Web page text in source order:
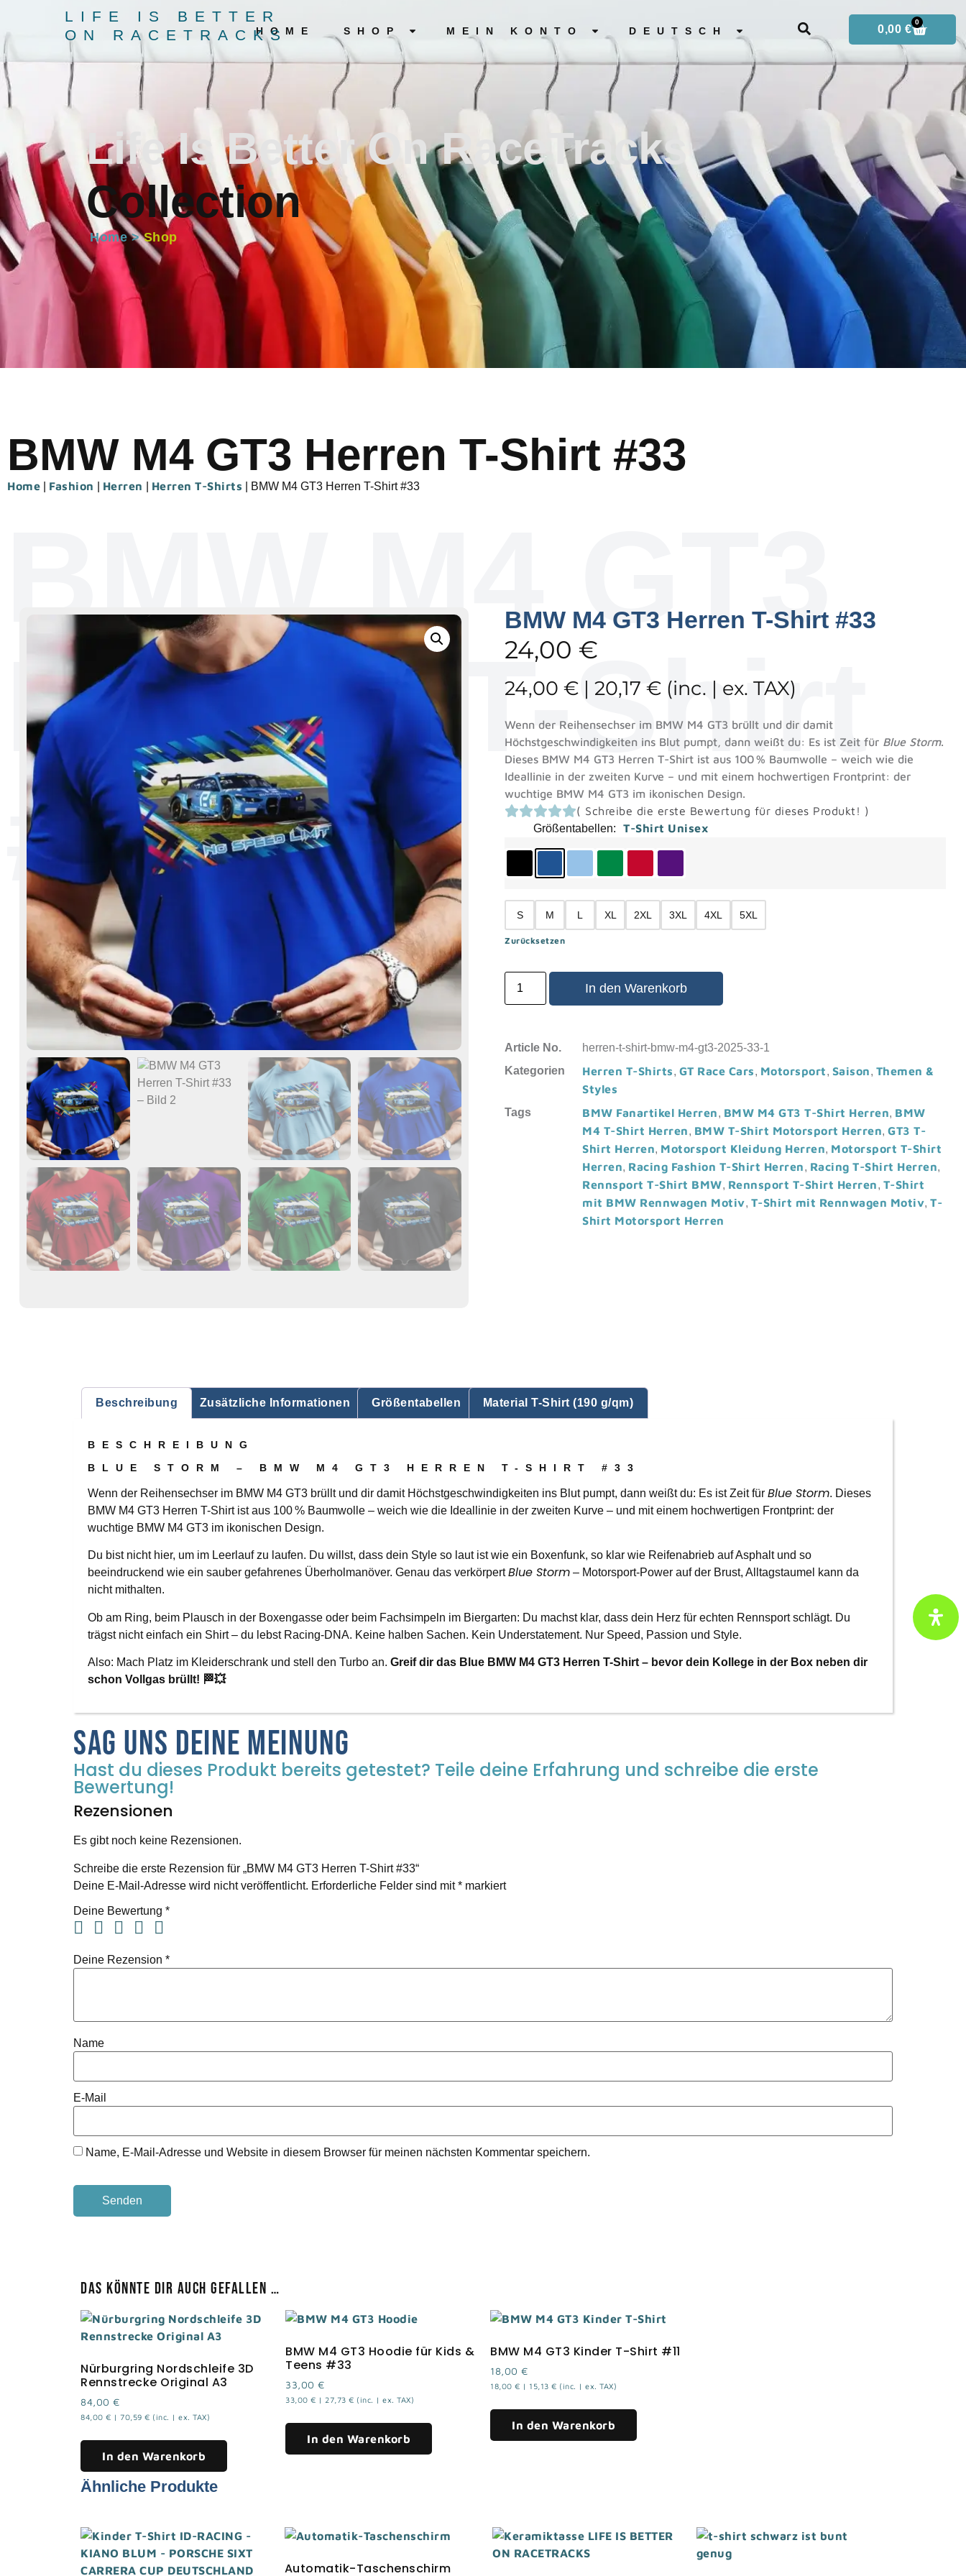
LIFE IS BETTER
ON RACETRACKS
HOME SHOP MEIN KONTO DEUTSCH 0,00 €
0
Life Is Better On RaceTracks
Collection
Home >Shop
BMW M4 GT3 Herren T-Shirt #33
Home Fashion Herren Herren T-Shirts BMW M4 GT3 Herren T-Shirt #33
BMW M4 GT3
Herren T-Shirt
#33
BMW M4 GT3 Herren T-Shirt #33
24,00 €
24,00€ |20,17€ (inc. | ex. TAX)
Wenn der Reihensechser im BMW M4 GT3 brüllt und dir damit
Höchstgeschwindigkeiten ins Blut pumpt, dann weißt du: Es ist Zeit für Blue Storm.
Dieses BMW M4 GT3 Herren T-Shirt ist aus 100 % Baumwolle – weich wie die
Ideallinie in der zweiten Kurve – und mit einem hochwertigen Frontprint: der
wuchtige BMW M4 GT3 im ikonischen Design.
( Schreibe die erste Bewertung für dieses Produkt! )
Größentabellen T-Shirt Unisex
S M L XL 2XL 3XL 4XL 5XL
Zurücksetzen
In den Warenkorb
Article No.
herren-t-shirt-bmw-m4-gt3-2025-33-1
Kategorien
Herren T-Shirts, GT Race Cars, Motorsport, Saison, Themen &
Styles
Tags BMW Fanartikel Herren, BMW M4 GT3 T-Shirt Herren, BMW
M4 T-Shirt Herren, BMW T-Shirt Motorsport Herren,GT3 T-
Shirt Herren, Motorsport Kleidung Herren, Motorsport T-Shirt
Herren, Racing Fashion T-Shirt Herren, Racing T-Shirt Herren,
Rennsport T-Shirt BMW, Rennsport T-Shirt Herren, T-Shirt
mit BMW Rennwagen Motiv, T-Shirt mit Rennwagen Motiv,T-
Shirt Motorsport Herren
Beschreibung Zusätzliche Informationen Größentabellen Material T-Shirt (190 g/qm)
BESCHREIBUNG
BLUE STORM – BMW M4 GT3 HERREN T-SHIRT #33
Wenn der Reihensechser im BMW M4 GT3 brüllt und dir damit Höchstgeschwindigkeiten ins Blut pumpt, dann weißt du: Es ist Zeit für Blue Storm. Dieses
BMW M4 GT3 Herren T-Shirt ist aus 100 % Baumwolle – weich wie die Ideallinie in der zweiten Kurve – und mit einem hochwertigen Frontprint: der
wuchtige BMW M4 GT3 im ikonischen Design.
Du bist nicht hier, um im Leerlauf zu laufen. Du willst, dass dein Style so laut ist wie ein Boxenfunk, so klar wie Reifenabrieb auf Asphalt und so
beeindruckend wie ein sauber gefahrenes Überholmanöver. Genau das verkörpertBlue Storm – Motorsport-Power auf der Brust, Alltagstaumel kann da
nicht mithalten.
Ob am Ring, beim Plausch in der Boxengasse oder beim Fachsimpeln im Biergarten: Du machst klar, dass dein Herz für echten Rennsport schlägt. Du
trägst nicht einfach ein Shirt – du lebst Racing-DNA. Keine halben Sachen. Kein Understatement. Nur Speed, Passion und Style.
Also: Mach Platz im Kleiderschrank und stell den Turbo an. Greif dir das Blue BMW M4 GT3 Herren T-Shirt – bevor dein Kollege in der Box neben dir
schon Vollgas brüllt! 🏁💥
Sag uns deine Meinung
Hast du dieses Produkt bereits getestet? Teile deine Erfahrung und schreibe die erste
Bewertung!
Rezensionen
Es gibt noch keine Rezensionen.
Schreibe die erste Rezension für „BMW M4 GT3 Herren T-Shirt #33“
Deine E-Mail-Adresse wird nicht veröffentlicht. Erforderliche Felder sind mit* markiert
Deine Bewertung *
Deine Rezension *
Name
E-Mail
Name, E-Mail-Adresse und Website in diesem Browser für meinen nächsten Kommentar speichern.
Das könnte dir auch gefallen …
Nürburgring Nordschleife 3D
Rennstrecke Original A3
84,00 €
84,00 € | 70,59 € (inc. | ex. TAX)
In den Warenkorb
BMW M4 GT3 Hoodie für Kids &
Teens #33
33,00 €
33,00 € | 27,73 € (inc. | ex. TAX)
In den Warenkorb
BMW M4 GT3 Kinder T-Shirt #11
18,00 €
18,00 € | 15,13 € (inc. | ex. TAX)
In den Warenkorb
Ähnliche Produkte
Automatik-Taschenschirm